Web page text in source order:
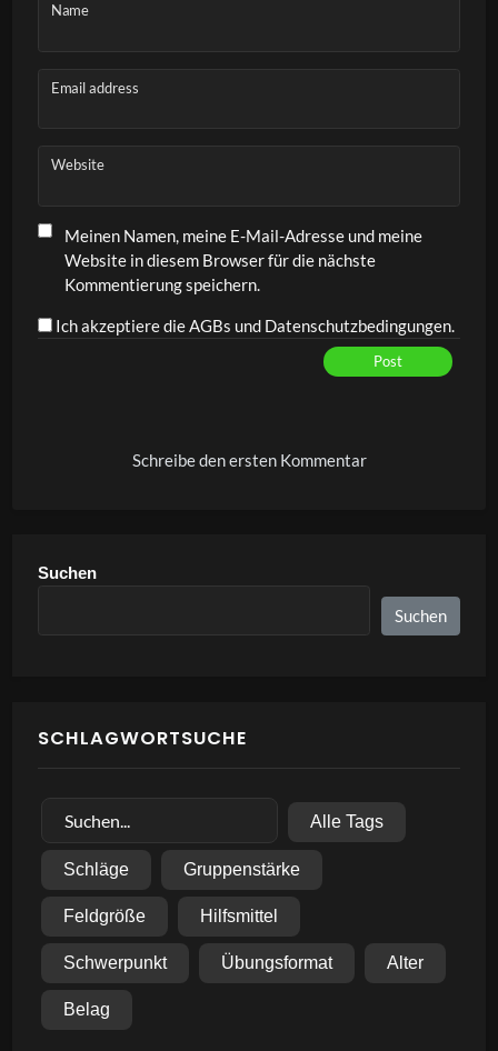
Name
Email address
Website
Meinen Namen, meine E-Mail-Adresse und meine
Website in diesem Browser für die nächste
Kommentierung speichern.
Ich akzeptiere die AGBs und Datenschutzbedingungen.
Post
Schreibe den ersten Kommentar
Suchen
Suchen
SCHLAGWORTSUCHE
Alle Tags
Schläge Gruppenstärke
Feldgröße Hilfsmittel
Schwerpunkt Übungsformat Alter
Belag